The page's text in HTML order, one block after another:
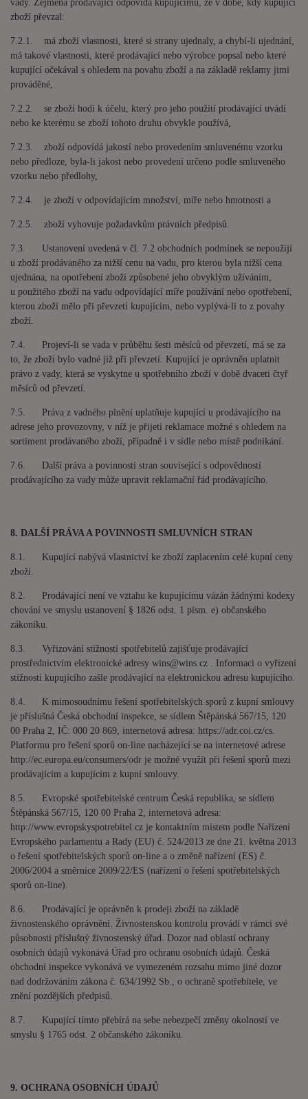
vady. Zejména prodávající odpovídá kupujícímu, že v době, kdy kupující
zboží převzal:
7.2.1. má zboží vlastnosti, které si strany ujednaly, a chybí-li ujednání,
má takové vlastnosti, které prodávající nebo výrobce popsal nebo které
kupující očekával s ohledem na povahu zboží a na základě reklamy jimi
prováděné,
7.2.2. se zboží hodí k účelu, který pro jeho použití prodávající uvádí
nebo ke kterému se zboží tohoto druhu obvykle používá,
7.2.3. zboží odpovídá jakostí nebo provedením smluvenému vzorku
nebo předloze, byla-li jakost nebo provedení určeno podle smluveného
vzorku nebo předlohy,
7.2.4. je zboží v odpovídajícím množství, míře nebo hmotnosti a
7.2.5. zboží vyhovuje požadavkům právních předpisů.
7.3. Ustanovení uvedená v čl. 7.2 obchodních podmínek se nepoužijí
u zboží prodávaného za nižší cenu na vadu, pro kterou byla nižší cena
ujednána, na opotřebení zboží způsobené jeho obvyklým užíváním,
u použitého zboží na vadu odpovídající míře používání nebo opotřebení,
kterou zboží mělo při převzetí kupujícím, nebo vyplývá-li to z povahy
zboží.
7.4. Projeví-li se vada v průběhu šesti měsíců od převzetí, má se za
to, že zboží bylo vadné již při převzetí. Kupující je oprávněn uplatnit
právo z vady, která se vyskytne u spotřebního zboží v době dvaceti čtyř
měsíců od převzetí.
7.5. Práva z vadného plnění uplatňuje kupující u prodávajícího na
adrese jeho provozovny, v níž je přijetí reklamace možné s ohledem na
sortiment prodávaného zboží, případně i v sídle nebo místě podnikání.
7.6. Další práva a povinnosti stran související s odpovědností
prodávajícího za vady může upravit reklamační řád prodávajícího.
8. DALŠÍ PRÁVA A POVINNOSTI SMLUVNÍCH STRAN
8.1. Kupující nabývá vlastnictví ke zboží zaplacením celé kupní ceny
zboží.
8.2. Prodávající není ve vztahu ke kupujícímu vázán žádnými kodexy
chování ve smyslu ustanovení § 1826 odst. 1 písm. e) občanského
zákoníku.
8.3. Vyřizování stížností spotřebitelů zajišťuje prodávající
prostřednictvím elektronické adresy wins@wins.cz . Informaci o vyřízení
stížnosti kupujícího zašle prodávající na elektronickou adresu kupujícího.
8.4. K mimosoudnímu řešení spotřebitelských sporů z kupní smlouvy
je příslušná Česká obchodní inspekce, se sídlem Štěpánská 567/15, 120
00 Praha 2, IČ: 000 20 869, internetová adresa: https://adr.coi.cz/cs.
Platformu pro řešení sporů on-line nacházející se na internetové adrese
http://ec.europa.eu/consumers/odr je možné využít při řešení sporů mezi
prodávajícím a kupujícím z kupní smlouvy.
8.5. Evropské spotřebitelské centrum Česká republika, se sídlem
Štěpánská 567/15, 120 00 Praha 2, internetová adresa:
http://www.evropskyspotrebitel.cz je kontaktním místem podle Nařízení
Evropského parlamentu a Rady (EU) č. 524/2013 ze dne 21. května 2013
o řešení spotřebitelských sporů on-line a o změně nařízení (ES) č.
2006/2004 a směrnice 2009/22/ES (nařízení o řešení spotřebitelských
sporů on-line).
8.6. Prodávající je oprávněn k prodeji zboží na základě
živnostenského oprávnění. Živnostenskou kontrolu provádí v rámci své
působnosti příslušný živnostenský úřad. Dozor nad oblastí ochrany
osobních údajů vykonává Úřad pro ochranu osobních údajů. Česká
obchodní inspekce vykonává ve vymezeném rozsahu mimo jiné dozor
nad dodržováním zákona č. 634/1992 Sb., o ochraně spotřebitele, ve
znění pozdějších předpisů.
8.7. Kupující tímto přebírá na sebe nebezpečí změny okolností ve
smyslu § 1765 odst. 2 občanského zákoníku.
9. OCHRANA OSOBNÍCH ÚDAJŮ